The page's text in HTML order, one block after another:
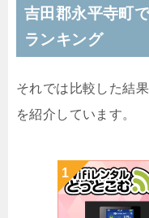
吉田郡永平寺町
ランキング
それでは比較した結
を紹介しています。